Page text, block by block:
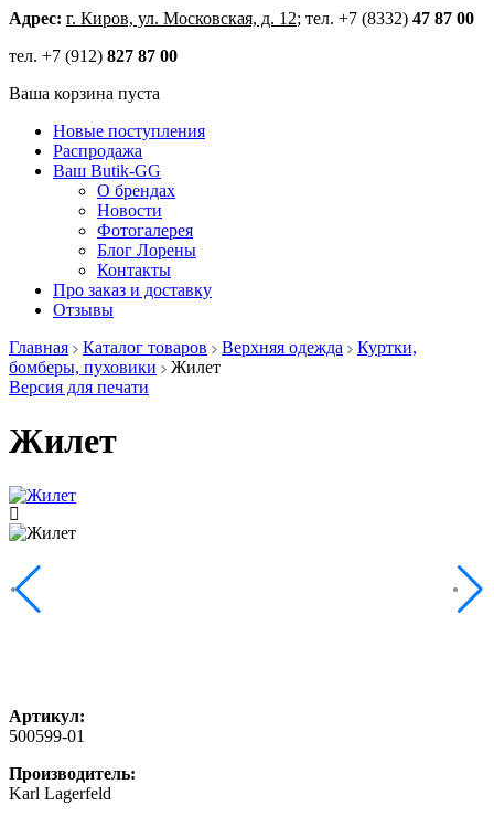
Адрес: г. Киров, ул. Московская, д. 12; тел. +7 (8332) 47 87 00
тел. +7 (912) 827 87 00
Ваша корзина пуста
Новые поступления
Распродажа
Ваш Butik-GG
О брендах
Новости
Фотогалерея
Блог Лорены
Контакты
Про заказ и доставку
Отзывы
Главная
Каталог товаров Верхняя одежда
Куртки,
бомберы, пуховики
Жилет
Версия для печати
Жилет
Артикул:
500599-01
Производитель:
Karl Lagerfeld